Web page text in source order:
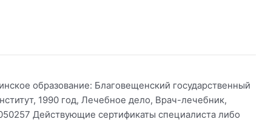
образование: Благовещенский государственный
1990 год, Лечебное дело, Врач-лечебник,
Действующие сертификаты специалиста либо